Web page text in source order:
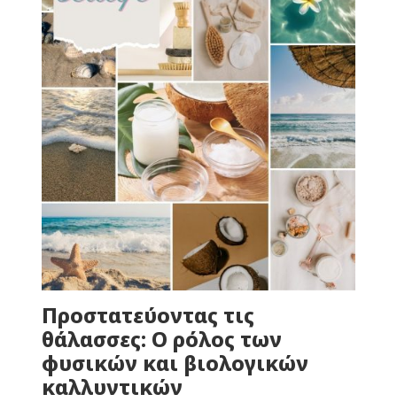
Προστατεύοντας τις
θάλασσες: Ο ρόλος των
φυσικών και βιολογικών
καλλυντικών